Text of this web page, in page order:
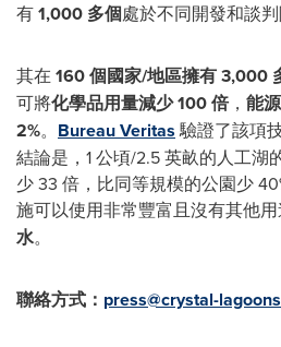
有1,000 多個處於不同開發和談
其在 160個國家/地區擁有3,000
可將化學品用量減少100倍， 能
2%。 Bureau Veritas驗證了該項
結論是，1 公頃/2.5 英畝的人工湖
少 33 倍，比同等規模的公園少
施可以使用非常豐富且沒有其他
水。
聯絡方式： press@crystal-